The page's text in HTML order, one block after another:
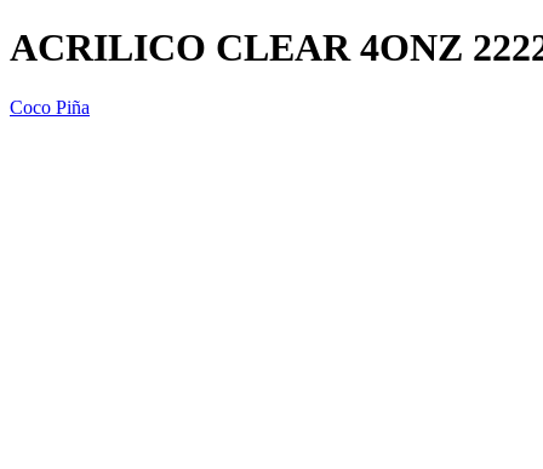
ACRILICO CLEAR 4ONZ
Coco Piña